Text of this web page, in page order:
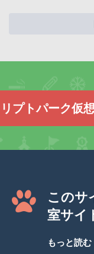
プトパーク仮
このサ
室サイ
もっと読む